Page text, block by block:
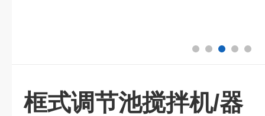
框式调节池搅拌机/器